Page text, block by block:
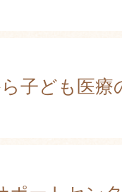
子ども医療